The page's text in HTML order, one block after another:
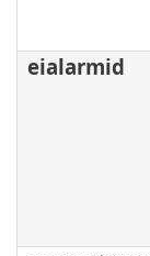
eialarmid